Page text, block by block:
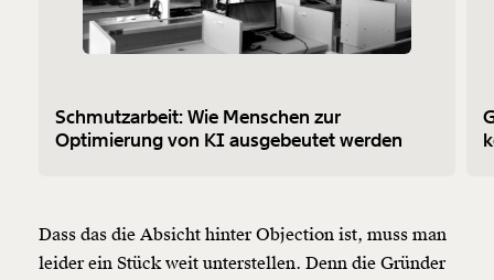
Schmutzarbeit: Wie Menschen zur
Optimierung von KI ausgebeutet werden
Dass das die Absicht hinter Objection ist, muss man
leider ein Stück weit unterstellen. Denn die Gründer